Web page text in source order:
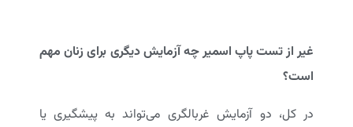
غیر از تست پاپ اسمیر چه آزمایش دیگری برای زنان مهم
است؟
در کل، دو آزمایش غربالگری می‌تواند به پیشگیری یا